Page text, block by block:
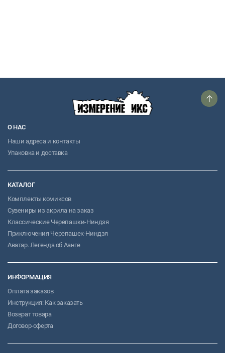
О НАС
Наши адреса и контакты
Упаковка и доставка
КАТАЛОГ
Комплекты комиксов
Сувениры из акрила на заказ
Классические Черепашки-Ниндзя
Приключения Черепашек-Ниндзя
Аватар. Легенда об Аанге
ИНФОРМАЦИЯ
Оплата заказов
Инструкция: Как заказать
Возврат товара
Договор-оферта